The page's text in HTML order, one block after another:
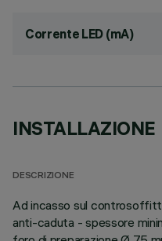
Corrente LED (mA)
INSTALLAZIONE
DESCRIZIONE
Ad incasso sul
anti-caduta - spessore